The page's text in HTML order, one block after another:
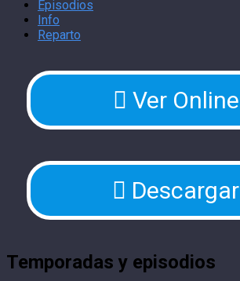
Episodios
Info
Reparto
Ver Online
Descargar
Temporadas y episodios